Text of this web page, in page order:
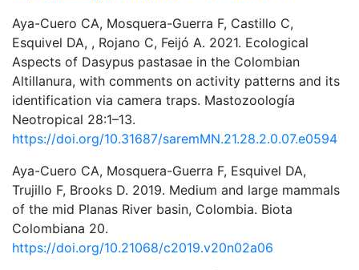
Aya-Cuero CA, Mosquera-Guerra F, Castillo C,
Esquivel DA, , Rojano C, Feijó A. 2021. Ecological
Aspects of Dasypus pastasae in the Colombian
Altillanura, with comments on activity patterns and its
identification via camera traps. Mastozoología
Neotropical 28:1–13.
https://doi.org/10.31687/saremMN.21.28.2.0.07.e0594
Aya-Cuero CA, Mosquera-Guerra F, Esquivel DA,
Trujillo F, Brooks D. 2019. Medium and large mammals
of the mid Planas River basin, Colombia. Biota
Colombiana 20.
https://doi.org/10.21068/c2019.v20n02a06